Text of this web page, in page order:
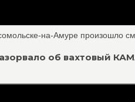
на-Амуре произошло
об вахтовый